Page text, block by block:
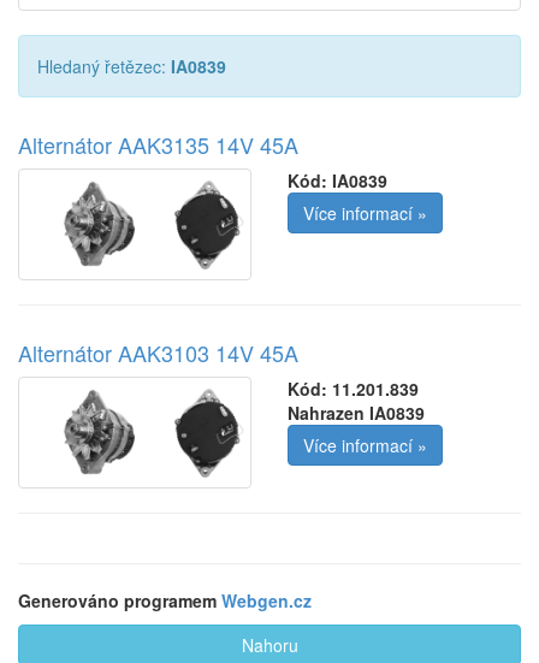
Hledaný řetězec: IA0839
Alternátor AAK3135 14V 45A
Kód: IA0839
Více informací »
Alternátor AAK3103 14V 45A
Kód: 11.201.839
Nahrazen IA0839
Více informací »
Generováno programem Webgen.cz
Nahoru